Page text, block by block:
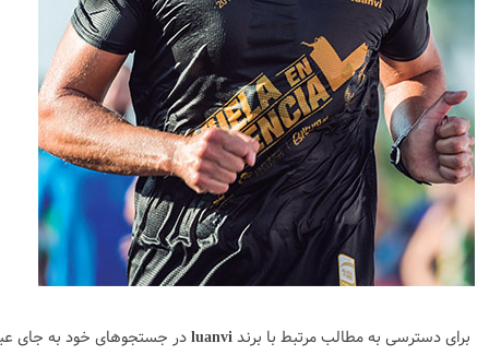
برای دسترسی به مطالب مرتبط با برندluanviدر جستجوهای خود به جای